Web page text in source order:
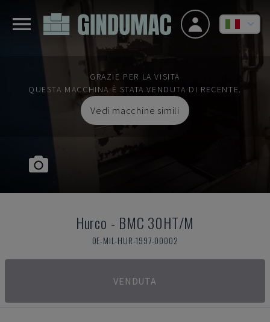
GRAZIE PER LA VISITA
QUESTA MACCHINA È STATA VENDUTA DI RECENTE.
Vedi macchine simili
Hurco - BMC 30HT/M
DE-MIL-HUR-1997-00002
VENDUTA